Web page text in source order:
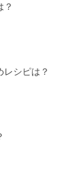
？
レシピは？